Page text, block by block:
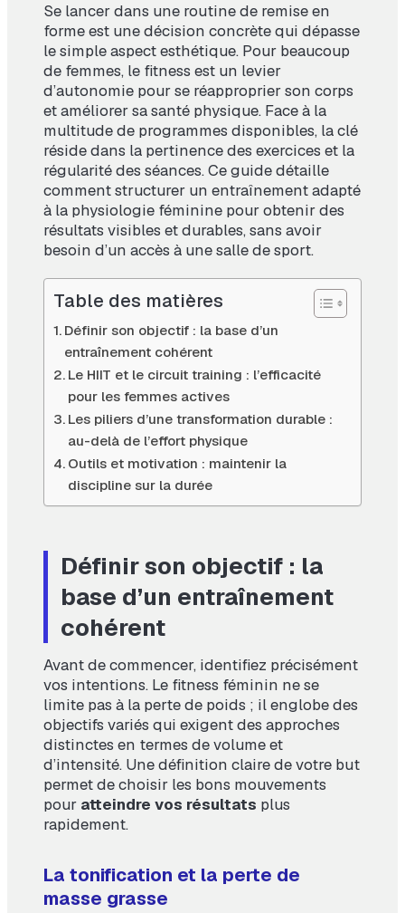
Se lancer dans une routine de remise en
forme est une décision concrète qui dépasse
le simple aspect esthétique. Pour beaucoup
de femmes, le fitness est un levier
d’autonomie pour se réapproprier son corps
et améliorer sa santé physique. Face à la
multitude de programmes disponibles, la clé
réside dans la pertinence des exercices et la
régularité des séances. Ce guide détaille
comment structurer un entraînement adapté
à la physiologie féminine pour obtenir des
résultats visibles et durables, sans avoir
besoin d’un accès à une salle de sport.
Table des matières
Définir son objectif : la base d’un
entraînement cohérent
Le HIIT et le circuit training : l’efficacité
pour les femmes actives
Les piliers d’une transformation durable :
au-delà de l’effort physique
Outils et motivation : maintenir la
discipline sur la durée
Définir son objectif : la
base d’un entraînement
cohérent
Avant de commencer, identifiez précisément
vos intentions. Le fitness féminin ne se
limite pas à la perte de poids ; il englobe des
objectifs variés qui exigent des approches
distinctes en termes de volume et
d’intensité. Une définition claire de votre but
permet de choisir les bons mouvements
pour atteindre vos résultats plus
rapidement.
La tonification et la perte de
masse grasse